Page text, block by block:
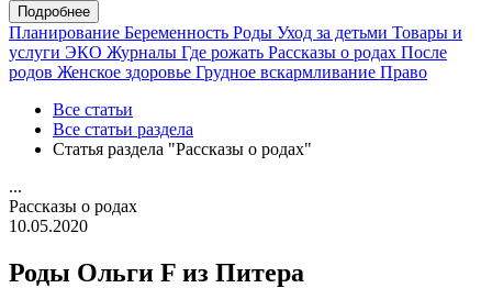
Подробнее
Планирование Беременность Роды Уход за детьми Товары и
услуги ЭКО Журналы Где рожать Рассказы о родах После
родов Женское здоровье Грудное вскармливание Право
Все статьи
Все статьи раздела
Статья раздела "Рассказы о родах"
...
Рассказы о родах
10.05.2020
Роды Ольги F из Питера